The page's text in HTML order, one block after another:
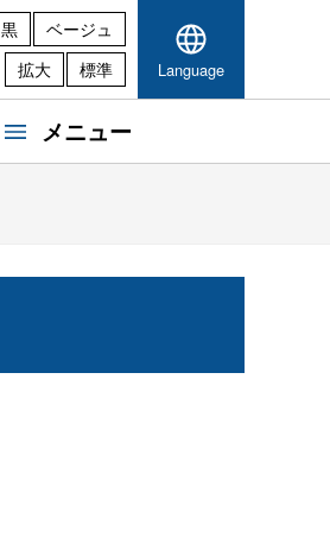
黒
ベージュ
拡大 標準 Language
メニュー